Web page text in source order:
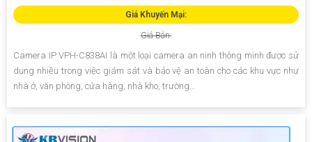
Giá Khuyến Mại:
Giá Bán:
Camera IP VPH-C838AI là một loại camera an ninh thông minh được sử
dụng nhiều trong việc giám sát và bảo vệ an toàn cho các khu vực như
nhà ở, văn phòng, cửa hàng, nhà kho, trường...